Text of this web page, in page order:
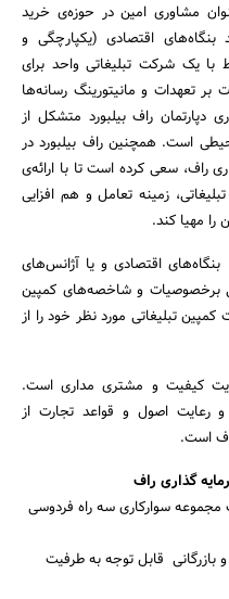
مشاوری امین در حوزه‌ی خرید
اقتصادی (یکپارچگی و
با یک شرکت تبلیغاتی واحد برای
بر تعهدات و مانیتورینگ رسانه‌ها
دپارتمان راف بیلبورد متشکل از
است. همچنین راف بیلبورد در
راف، سعی کرده است تا با ارائه‌ی
زمینه تعامل و هم افزایی
مهیا کند.
اقتصادی و یا آژانس‌های
برخصوصیات و شاخصه‌های کمپین
نظر، درظرف مدت 24 ساعت کمپین تبلیغاتی مورد نظر خود را از
کیفیت و مشتری مداری است.
رعایت اصول و قواعد تجارت از
است.
گذاری راف
سوارکاری سه راه فردوسی
بازرگانی قابل توجه به طرفیت